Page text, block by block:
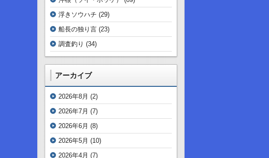
浮きソウハチ (29)
船長の独り言 (23)
調査釣り (34)
アーカイブ
2026年8月 (2)
2026年7月 (7)
2026年6月 (8)
2026年5月 (10)
2026年4月 (7)